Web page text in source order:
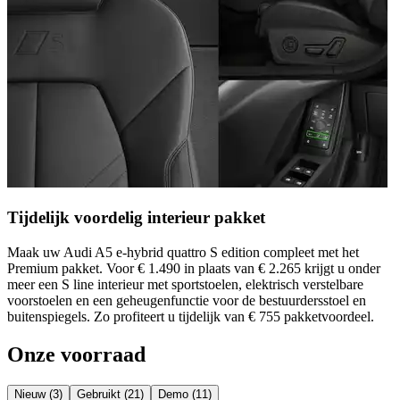
Tijdelijk voordelig interieur pakket
Maak uw Audi A5 e-hybrid quattro S edition compleet met het
Premium pakket. Voor€ 1.490 in plaats van € 2.265 krijgt u onder
meer een S line interieur met sportstoelen, elektrisch verstelbare
voorstoelen en een geheugenfunctie voor de bestuurdersstoel en
buitenspiegels. Zo profiteert u tijdelijk van € 755 pakketvoordeel.
Onze voorraad
Nieuw (3) Gebruikt (21) Demo (11)